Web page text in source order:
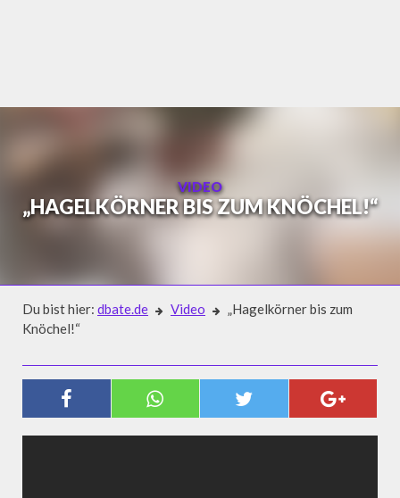
VIDEO
„HAGELKÖRNER BIS ZUM KNÖCHEL!“
Du bist hier: dbate.de Video
„Hagelkörner bis zum
Knöchel!“
„HAGELKÖRNER BIS ZUM
KNÖCHEL!“